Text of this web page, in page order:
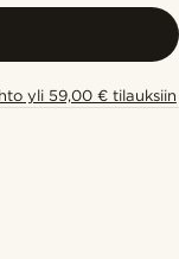
yli 59,00 € tilauksiin